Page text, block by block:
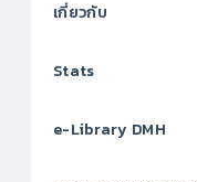
เกี่ยวกับ
Stats
e-Library DMH